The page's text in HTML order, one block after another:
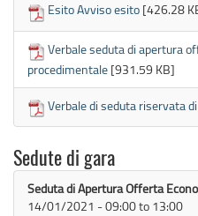
Esito Avviso esito [426.28
Verbale seduta di apertura
procedimentale [931.59 KB]
Verbale di seduta riservata
Sedute di gara
Seduta di Apertura Offerta
14/01/2021 -09:00to 13:00